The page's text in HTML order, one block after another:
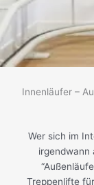
Innenläufer –
Wer sich im
irgendwann
Treppenlifte